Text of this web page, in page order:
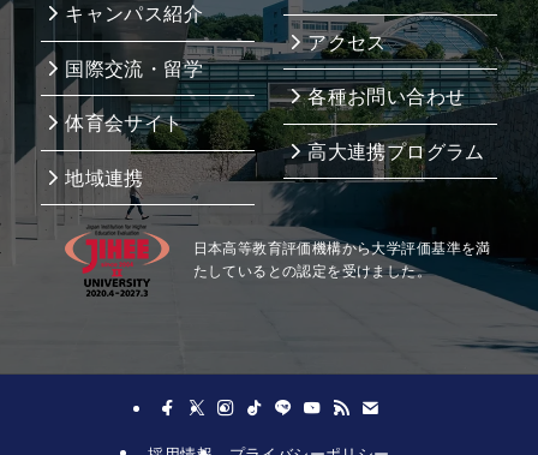
キャンパス紹介
国際交流・留学
体育会サイト
地域連携
アクセス
各種お問い合わせ
高大連携プログラム
日本高等教育評価機構から大学評価基準を満
たしているとの認定を受けました。